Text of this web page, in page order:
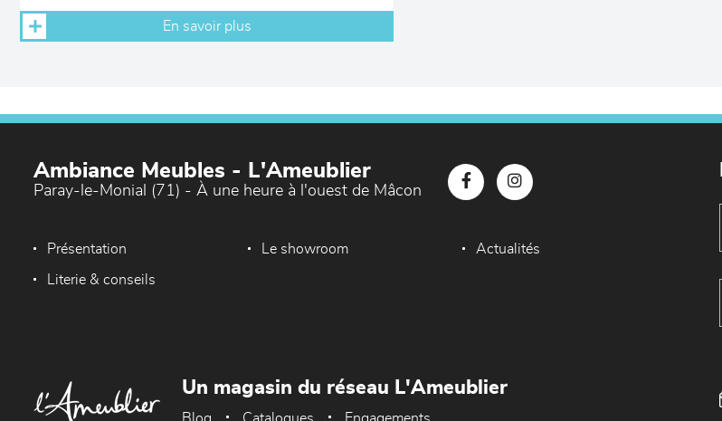
En savoir plus
Ambiance Meubles - L'Ameublier
Paray-le-Monial (71) - À une heure à l'ouest de Mâcon
Présentation Le showroom Actualités
Literie & conseils
Un magasin du réseau L'Ameublier